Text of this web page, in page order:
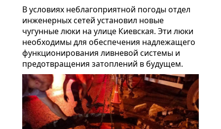
В условиях неблагоприятной погоды отдел
инженерных сетей установил новые
чугунные люки на улице Киевская. Эти люки
необходимы для обеспечения надлежащего
функционирования ливневой системы и
предотвращения затоплений в будущем.